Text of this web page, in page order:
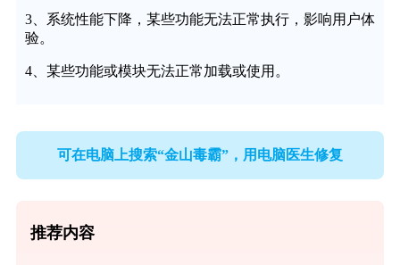
3、系统性能下降，某些功能无法正常执行，影响用户体
验。
4、某些功能或模块无法正常加载或使用。
可在电脑上搜索“金山毒霸”，用电脑医生修复
推荐内容